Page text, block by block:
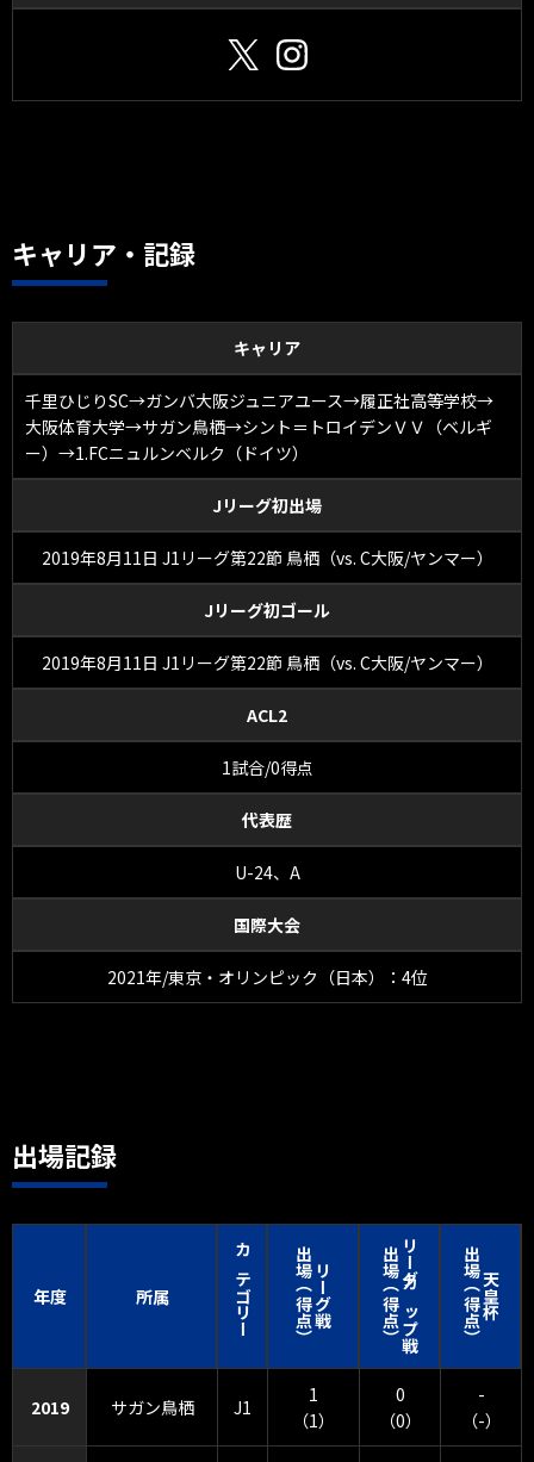
キャリア・記録
キャリア
千里ひじりSC→ガンバ大阪ジュニアユース→履正社高等学校→
大阪体育大学→サガン鳥栖→シント＝トロイデンＶＶ（ベルギ
ー）→1.FCニュルンベルク（ドイツ）
Jリーグ初出場
2019年8月11日 J1リーグ第22節 鳥栖（vs. C大阪/ヤンマー）
Jリーグ初ゴール
2019年8月11日 J1リーグ第22節 鳥栖（vs. C大阪/ヤンマー）
ACL2
1試合/0得点
代表歴
U-24、A
国際大会
2021年/東京・オリンピック（日本）：4位
出場記録
年度 所属 カテゴリー リーグ戦
出場（得点） リーグカップ戦
出場（得点） 天皇杯
出場（得点）
2019 サガン鳥栖 J1
1
（1）
0
（0）
-
（-）